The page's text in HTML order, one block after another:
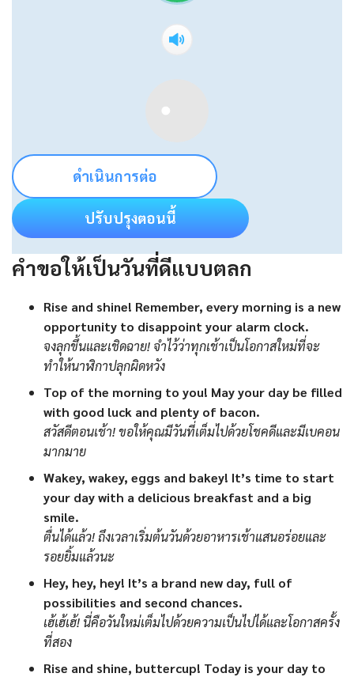
ดำเนินการต่อ
ปรับปรุงตอนนี้
คำขอให้เป็นวันที่ดีแบบตลก
Rise and shine! Remember, every morning is a new
opportunity to disappoint your alarm clock.
จงลุกขึ้นและเชิดฉาย! จำไว้ว่าทุกเช้าเป็นโอกาสใหม่ที่จะ
ทำให้นาฬิกาปลุกผิดหวัง
Top of the morning to you! May your day be filled
with good luck and plenty of bacon.
สวัสดีตอนเช้า! ขอให้คุณมีวันที่เต็มไปด้วยโชคดีและมีเบคอน
มากมาย
Wakey, wakey, eggs and bakey! It’s time to start
your day with a delicious breakfast and a big
smile.
ตื่นได้แล้ว! ถึงเวลาเริ่มต้นวันด้วยอาหารเช้าแสนอร่อยและ
รอยยิ้มแล้วนะ
Hey, hey, hey! It’s a brand new day, full of
possibilities and second chances.
เฮ้เฮ้เฮ้! นี่คือวันใหม่เต็มไปด้วยความเป็นไปได้และโอกาสครั้ง
ที่สอง
Rise and shine, buttercup! Today is your day to